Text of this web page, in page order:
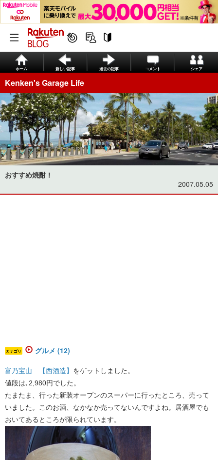
ホーム 新しい記事 過去の記事 コメント シェア
Kenken's Garage Life
おすすめ焼酎！
2007.05.05
カテゴリ グルメ (12)
富乃宝山 【西酒造】 をゲットしました。
値段は､2,980円でした。
たまたま、行った新装オープンのスーパーに行ったところ、売って
いました。このお酒、なかなか売ってないんですよね。居酒屋でも
おいてあるところが限られています。